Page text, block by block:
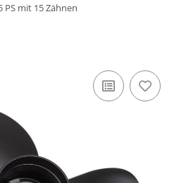
PS mit 15 Zähnen